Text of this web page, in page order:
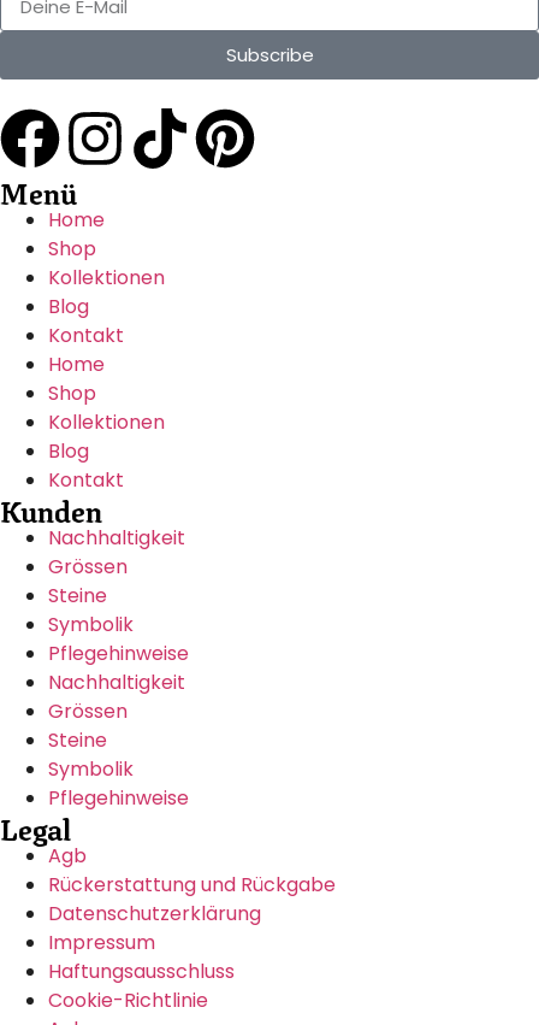
Subscribe
Menü
Home
Shop
Kollektionen
Blog
Kontakt
Home
Shop
Kollektionen
Blog
Kontakt
Kunden
Nachhaltigkeit
Grössen
Steine
Symbolik
Pflegehinweise
Nachhaltigkeit
Grössen
Steine
Symbolik
Pflegehinweise
Legal
Agb
Rückerstattung und Rückgabe
Datenschutzerklärung
Impressum
Haftungsausschluss
Cookie-Richtlinie